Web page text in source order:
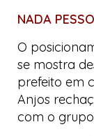
NADA
O
se mostra
prefeito em
Anjos
com o